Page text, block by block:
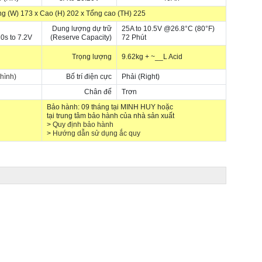
(W) 173 x Cao (H) 202 x Tổng cao (TH) 225
to 7.2V
Dung lượng dự trữ
(Reserve Capacity)
25A to 10.5V @26.8°C (80°F)
72 Phút
Trọng lượng 9.62kg + ~__L Acid
Bố trí điện cực
Phải (Right)
Chân đế
Trơn
Bảo hành: 09 tháng tại MINH HUY hoặc
tại trung tâm bảo hành của nhà sản xuất
> Quy định bảo hành
> Hướng dẫn sử dụng ắc quy